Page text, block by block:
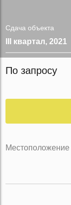
Сдача объекта
III квартал, 2021
По запросу
Местоположение